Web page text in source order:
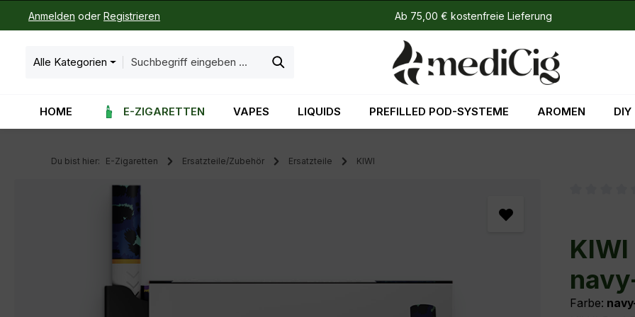
Hauptinhalt springen
Zur Suche springen
Zur Hauptnavigation springen
Anmelden oder Registrieren Ab 75,00 € kostenfreie Lieferung
Alle Kategorien
HOME E-ZIGARETTEN VAPES LIQUIDS PREFILLED POD-SYSTEME AROMEN DIY
Du bist hier: E-Zigaretten Ersatzteile/Zubehör Ersatzteile KIWI
Bildergalerie überspringen
Farbe: